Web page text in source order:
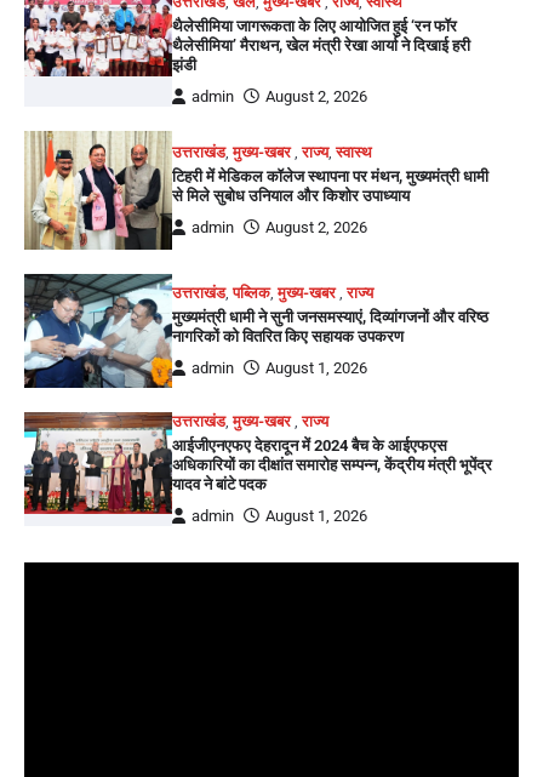
थैलेसीमिया जागरूकता के लिए आयोजित हुई ‘रन फॉर
थैलेसीमिया’ मैराथन, खेल मंत्री रेखा आर्या ने दिखाई हरी
झंडी
admin
August 2, 2026
उत्तराखंड,मुख्य-खबर ,राज्य,स्वास्थ
टिहरी में मेडिकल कॉलेज स्थापना पर मंथन, मुख्यमंत्री धामी
से मिले सुबोध उनियाल और किशोर उपाध्याय
admin
August 2, 2026
उत्तराखंड,पब्लिक,मुख्य-खबर ,राज्य
मुख्यमंत्री धामी ने सुनी जनसमस्याएं, दिव्यांगजनों और वरिष्ठ
नागरिकों को वितरित किए सहायक उपकरण
admin
August 1, 2026
उत्तराखंड,मुख्य-खबर,राज्य
आईजीएनएफए देहरादून में 2024 बैच के आईएफएस
अधिकारियों का दीक्षांत समारोह सम्पन्न, केंद्रीय मंत्री भूपेंद्र
यादव ने बांटे पदक
admin
August 1, 2026